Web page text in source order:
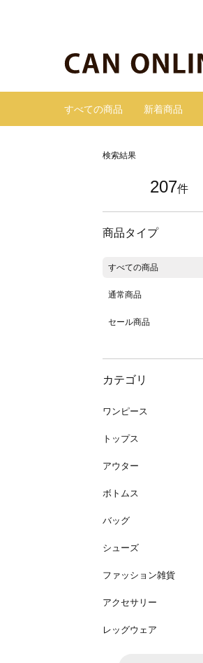
すべての商品 新着商品
検索結果
207件
商品タイプ
すべての商品
通常商品
セール商品
カテゴリ
ワンピース
トップス
アウター
ボトムス
バッグ
シューズ
ファッション雑貨
アクセサリー
レッグウェア